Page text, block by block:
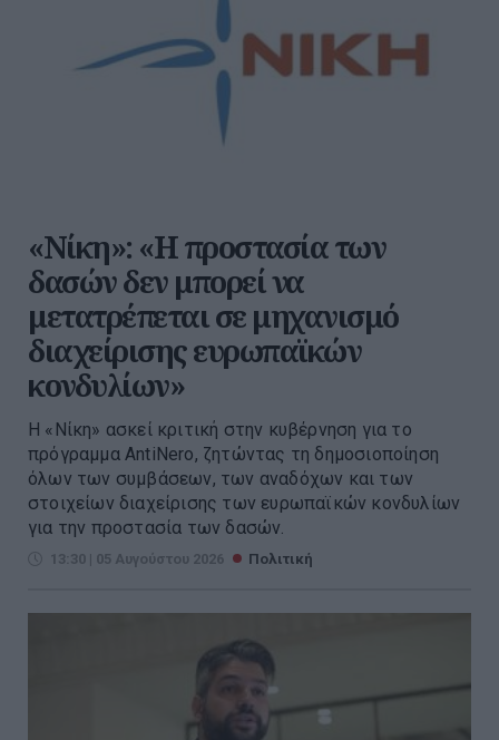
«Νίκη»: «Η προστασία των
δασών δεν μπορεί να
μετατρέπεται σε μηχανισμό
διαχείρισης ευρωπαϊκών
κονδυλίων»
Η «Νίκη» ασκεί κριτική στην κυβέρνηση για το
πρόγραμμα AntiNero, ζητώντας τη δημοσιοποίηση
όλων των συμβάσεων, των αναδόχων και των
στοιχείων διαχείρισης των ευρωπαϊκών κονδυλίων
για την προστασία των δασών.
13:30 | 05 Αυγούστου 2026 Πολιτική